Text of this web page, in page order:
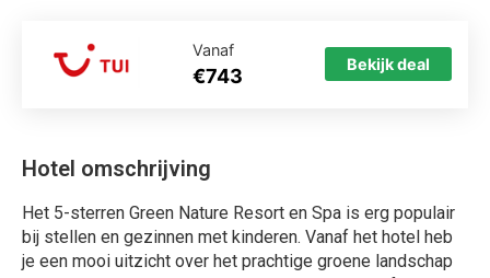
Hotel omschrijving
Het 5-sterren Green Nature Resort en Spa is erg populair
bij stellen en gezinnen met kinderen. Vanaf het hotel heb
je een mooi uitzicht over het prachtige groene landschap
Vanaf
€743 Bekijk deal